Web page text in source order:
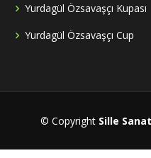
Yurdagül Özsavaşçı Kupası
Yurdagül Özsavaşçı Cup
© Copyright Sille